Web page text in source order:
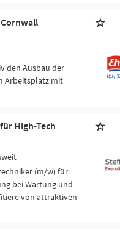
den Ausbau der
Arbeitsplatz mit
High-Tech
(m/w) für
bei Wartung und
von attraktiven